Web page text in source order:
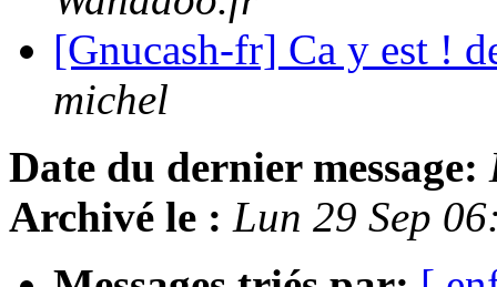
[Gnucash-fr] Ca y est !
michel
Date du dernier message:
Archivé le : Lun 29 Sep